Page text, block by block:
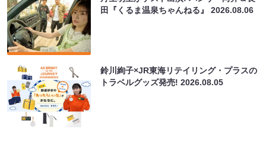
田『くるま温泉ちゃんねる』2026.08.06
鈴川絢子×JR東海リテイリング・プラスの
トラベルグッズ発売!2026.08.05